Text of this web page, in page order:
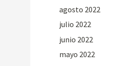
agosto 2022
julio 2022
junio 2022
mayo 2022